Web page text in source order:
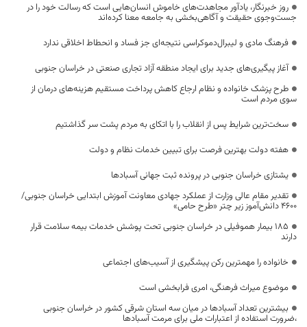
روز خبرنگار، یادآور مجاهدت‌های خاموش انسان‌هایی است که رسالت خود را در
جست‌وجوی حقیقت و آگاهی‌بخشی به جامعه معنا کرده‌اند
فرهنگ مادی و لیبرال‌دموکراسی نتیجه‌ای جز فساد و انحطاط اخلاقی ندارد
آغاز پیگیری‌های جدید برای ایجاد منطقه آزاد تجاری صنعتی در خراسان جنوبی
طرح پزشک خانواده و نظام ارجاع کاهش پرداخت مستقیم هزینه‌های درمان از
سوی مردم است
سخت‌ترین شرایط پس از انقلاب را با اتکای به مردم پشت سر گذاشتیم
هفته دولت بهترین فرصت برای تبیین خدمات نظام و دولت
یشتازی خراسان جنوبی در پرونده ثبت جهانی آسبادها
تقدیر مقام عالی وزارت از عملکرد جهادی معاونت آموزش ابتدایی خراسان جنوبی/
۴۶۰۰ دانش‌آموز زیر چتر «طرح حامی»
۱۸۵ بیمار هموفیلی در خراسان جنوبی تحت پوشش خدمات بیمه سلامت قرار
دارند
خانواده را مهمترین رکن پیشگیری از آسیب‌های اجتماعی
موضوع میراث فرهنگی، امری فرابخشی است
بیشترین تعداد آسبادها در میان سه استان شرقی کشور در خراسان جنوبی
،ضرورت استفاده از اعتبارات ملی برای مرمت آسبادها